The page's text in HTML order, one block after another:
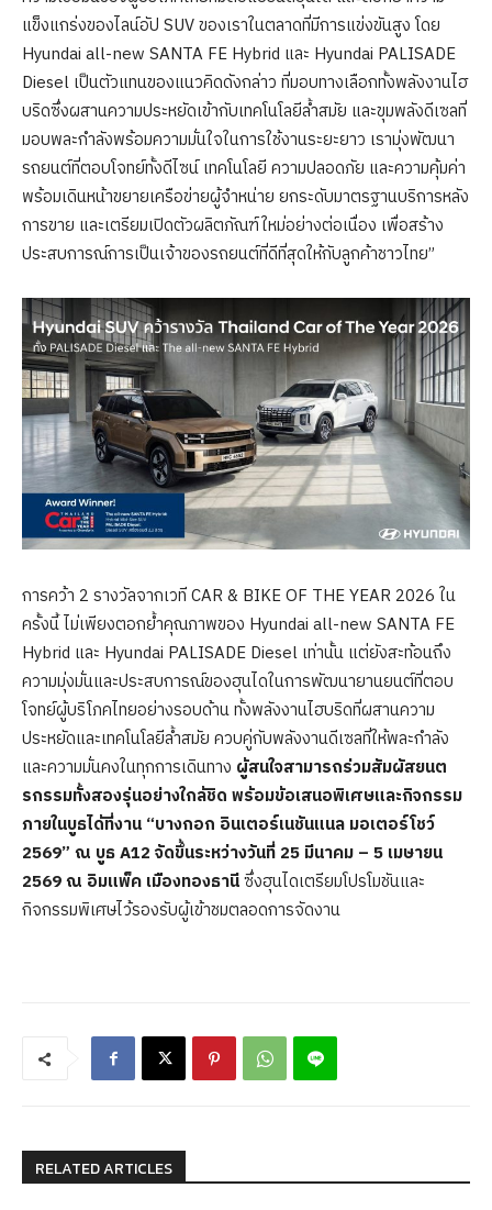
แข็งแกร่งของไลน์อัป SUV ของเราในตลาดที่มีการแข่งขันสูง โดย
Hyundai all-new SANTA FE Hybrid และ Hyundai PALISADE
Diesel เป็นตัวแทนของแนวคิดดังกล่าว ที่มอบทางเลือกทั้งพลังงานไฮ
บริดซึ่งผสานความประหยัดเข้ากับเทคโนโลยีล้ำสมัย และขุมพลังดีเซลที่
มอบพละกำลังพร้อมความมั่นใจในการใช้งานระยะยาว เรามุ่งพัฒนา
รถยนต์ที่ตอบโจทย์ทั้งดีไซน์ เทคโนโลยี ความปลอดภัย และความคุ้มค่า
พร้อมเดินหน้าขยายเครือข่ายผู้จำหน่าย ยกระดับมาตรฐานบริการหลัง
การขาย และเตรียมเปิดตัวผลิตภัณฑ์ใหม่อย่างต่อเนื่อง เพื่อสร้าง
ประสบการณ์การเป็นเจ้าของรถยนต์ที่ดีที่สุดให้กับลูกค้าชาวไทย”
การคว้า 2 รางวัลจากเวที CAR & BIKE OF THE YEAR 2026 ใน
ครั้งนี้ ไม่เพียงตอกย้ำคุณภาพของ Hyundai all-new SANTA FE
Hybrid และ Hyundai PALISADE Diesel เท่านั้น แต่ยังสะท้อนถึง
ความมุ่งมั่นและประสบการณ์ของฮุนไดในการพัฒนายานยนต์ที่ตอบ
โจทย์ผู้บริโภคไทยอย่างรอบด้าน ทั้งพลังงานไฮบริดที่ผสานความ
ประหยัดและเทคโนโลยีล้ำสมัย ควบคู่กับพลังงานดีเซลที่ให้พละกำลัง
และความมั่นคงในทุกการเดินทาง ผู้สนใจสามารถร่วมสัมผัสยนต
รกรรมทั้งสองรุ่นอย่างใกล้ชิด พร้อมข้อเสนอพิเศษและกิจกรรม
ภายในบูธได้ที่งาน “บางกอก อินเตอร์เนชันแนล มอเตอร์โชว์
2569” ณ บูธ A12 จัดขึ้นระหว่างวันที่ 25 มีนาคม – 5 เมษายน
2569 ณ อิมแพ็ค เมืองทองธานีซึ่งฮุนไดเตรียมโปรโมชันและ
กิจกรรมพิเศษไว้รองรับผู้เข้าชมตลอดการจัดงาน
RELATED ARTICLES